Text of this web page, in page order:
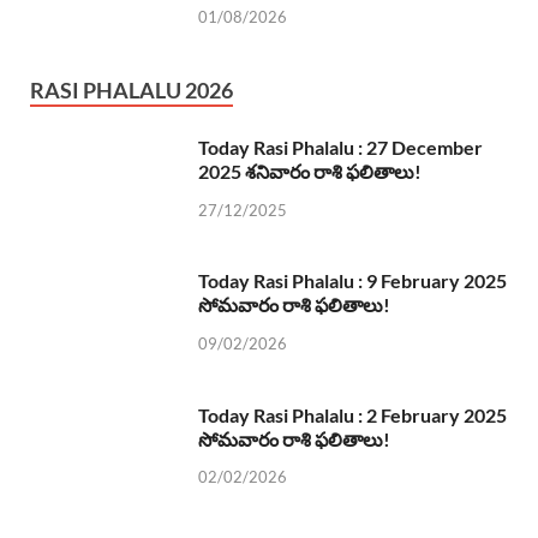
01/08/2026
RASI PHALALU 2026
Today Rasi Phalalu : 27 December
2025 శనివారం రాశి ఫలితాలు!
27/12/2025
Today Rasi Phalalu : 9 February 2025
సోమవారం రాశి ఫలితాలు!
09/02/2026
Today Rasi Phalalu : 2 February 2025
సోమవారం రాశి ఫలితాలు!
02/02/2026